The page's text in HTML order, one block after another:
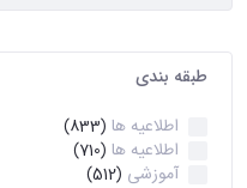
طبقه بندی
اطلاعیه ها (833)
اطلاعیه ها (710)
آموزشی (512)